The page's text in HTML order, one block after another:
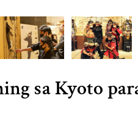
sa Kyoto